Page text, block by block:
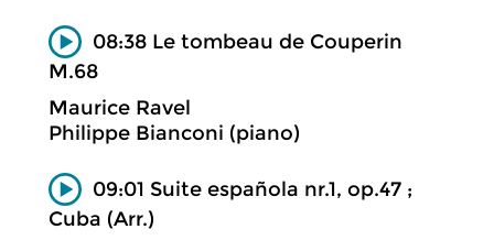
08:38 Le tombeau de Couperin
M.68
Maurice Ravel
Philippe Bianconi (piano)
09:01 Suite española nr.1, op.47 ;
Cuba (Arr.)